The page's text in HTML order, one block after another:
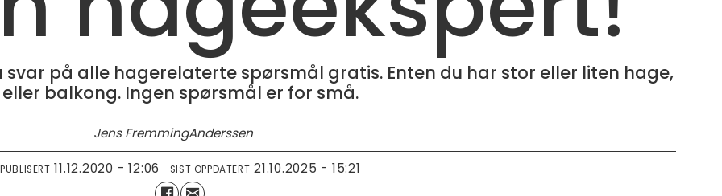
på alle hagerelaterte spørsmål gratis. Enten du har stor eller liten hage,
eller balkong. Ingen spørsmål er for små.
Jens FremmingAnderssen
PUBLISERT 11.12.2020 - 12:06 SIST OPPDATERT 21.10.2025 - 15:21